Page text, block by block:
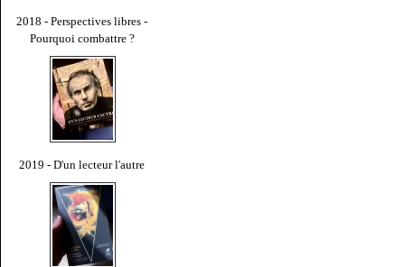
2018 - Perspectives libres -
Pourquoi combattre ?
2019 - D'un lecteur l'autre